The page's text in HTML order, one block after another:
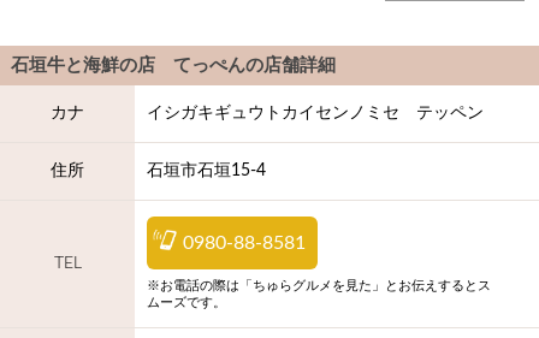
石垣牛と海鮮の店 てっぺんの店舗詳細
カナ イシガキギュウトカイセンノミセ テッペン
住所 石垣市石垣15-4
TEL
0980-88-8581
※お電話の際は「ちゅらグルメを見た」とお伝えするとス
ムーズです。